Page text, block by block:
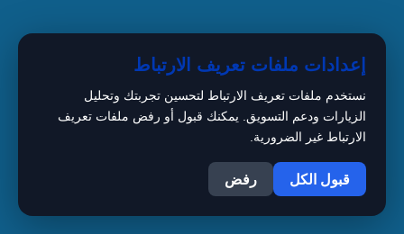
Perola Residence C
Blok No: 89/2 İç Kapı No: Z7(99)
إعدادات ملفات تعريف الارتباط
نستخدم ملفات تعريف الارتباط لتحسين تجربتك وتحليل
الزيارات ودعم التسويق. يمكنك قبول أو رفض ملفات تعريف
الارتباط غير الضرورية.
قبول الكل رفض